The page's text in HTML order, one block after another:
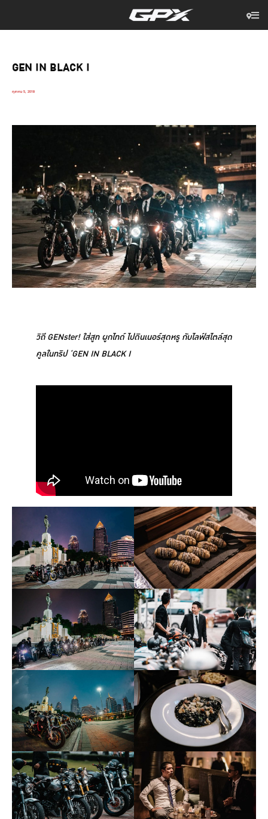
GEN IN BLACK I
ตุลาคม 5, 2018
วิถี GENster! ใส่สูท ผูกไทด์ ไปดินเนอร์สุดหรู กับไลฟ์สไตล์สุด
คูลในทริป ‘GEN IN BLACK I